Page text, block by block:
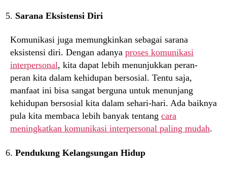
Sarana Eksistensi Diri
Komunikasi juga memungkinkan sebagai sarana
eksistensi diri. Dengan adanya proses komunikasi
interpersonal, kita dapat lebih menunjukkan peran-
peran kita dalam kehidupan bersosial. Tentu saja,
manfaat ini bisa sangat berguna untuk menunjang
kehidupan bersosial kita dalam sehari-hari. Ada baiknya
pula kita membaca lebih banyak tentang cara
meningkatkan komunikasi interpersonal paling mudah.
Pendukung Kelangsungan Hidup